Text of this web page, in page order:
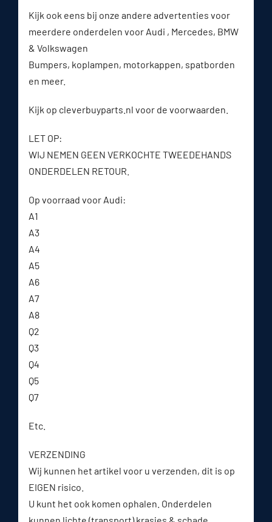
Kijk ook eens bij onze andere advertenties voor
meerdere onderdelen voor Audi , Mercedes, BMW
& Volkswagen
Bumpers, koplampen, motorkappen, spatborden
en meer.
Kijk op cleverbuyparts.nl voor de voorwaarden.
LET OP:
WIJ NEMEN GEEN VERKOCHTE TWEEDEHANDS
ONDERDELEN RETOUR.
Op voorraad voor Audi:
A1
A3
A4
A5
A6
A7
A8
Q2
Q3
Q4
Q5
Q7
Etc.
VERZENDING
Wij kunnen het artikel voor u verzenden, dit is op
EIGEN risico.
U kunt het ook komen ophalen. Onderdelen